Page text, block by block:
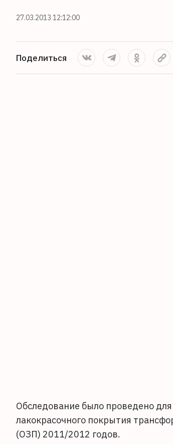
27.03.2013 12:12:00
Поделиться
Обследование было проведено
лакокрасочного покрытия
(ОЗП) 2011/2012 годов.